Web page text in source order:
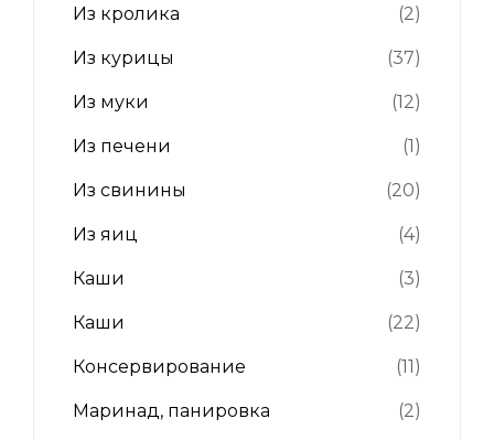
Из кролика (2)
Из курицы (37)
Из муки (12)
Из печени (1)
Из свинины (20)
Из яиц (4)
Каши (3)
Каши (22)
Консервирование (11)
Маринад, панировка (2)